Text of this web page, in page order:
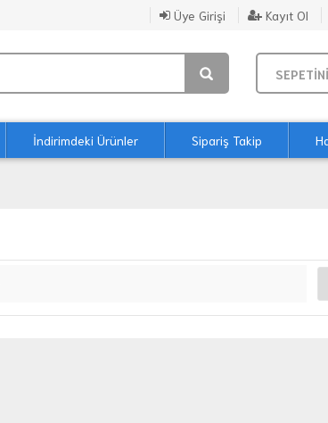
Üye Girişi Kayıt Ol
İndirimdeki Ürünler Sipariş Takip